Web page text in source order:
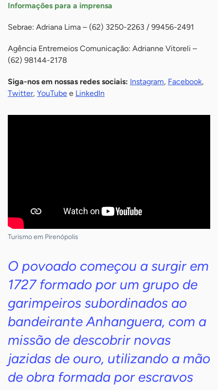
Informações para a imprensa
Sebrae: Adriana Lima – (62) 3250-2263 / 99456-2491
Agência Entremeios Comunicação: Adrianne Vitoreli –
(62) 98144-2178
Siga-nos em nossas redes sociais: Instagram, Facebook,
Twitter, YouTube e LinkedIn
Turismo em Pirenópolis
O povoado começou a surgir em
1727 formado por um grupo de
garimpeiros subordinados ao
bandeirante Anhanguera, com a
missão de descobrir novas
jazidas de ouro, utilizando a mão
de obra formada por escravos